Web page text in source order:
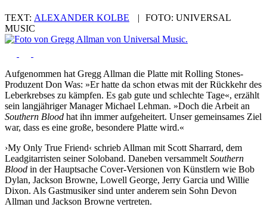
TEXT: ALEXANDER KOLBE | FOTO: UNIVERSAL
MUSIC
Aufgenommen hat Gregg Allman die Platte mit Rolling Stones-
Produzent Don Was: »Er hatte da schon etwas mit der Rückkehr des
Leberkrebses zu kämpfen. Es gab gute und schlechte Tage«, erzählt
sein langjähriger Manager Michael Lehman. »Doch die Arbeit an
Southern Blood hat ihn immer aufgeheitert. Unser gemeinsames Ziel
war, dass es eine große, besondere Platte wird.«
›My Only True Friend‹ schrieb Allman mit Scott Sharrard, dem
Leadgitarristen seiner Soloband. Daneben versammelt Southern
Blood in der Hauptsache Cover-Versionen von Künstlern wie Bob
Dylan, Jackson Browne, Lowell George, Jerry Garcia und Willie
Dixon. Als Gastmusiker sind unter anderem sein Sohn Devon
Allman und Jackson Browne vertreten.